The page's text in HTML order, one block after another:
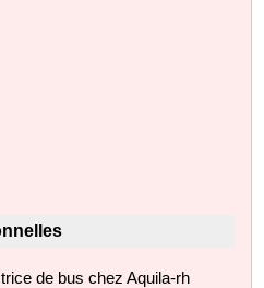
de bus chez Aquila-rh